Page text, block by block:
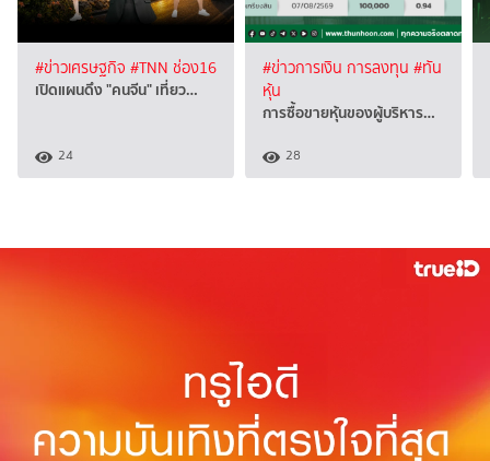
#ข่าวเศรษฐกิจ #TNN ช่อง16
เปิดแผนดึง "คนจีน" เที่ยว…
24
#ข่าวการเงิน การลงทุน #ทัน
หุ้น
การซื้อขายหุ้นของผู้บริหาร…
28